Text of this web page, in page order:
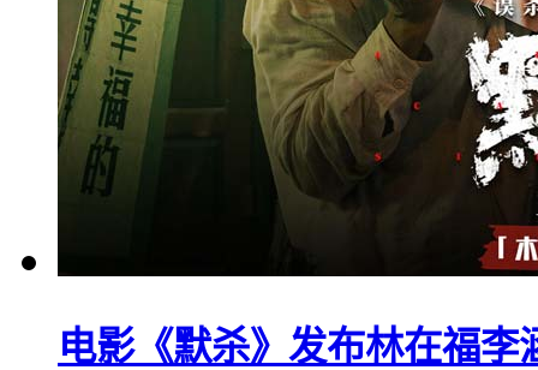
电影《默杀》发布林在福